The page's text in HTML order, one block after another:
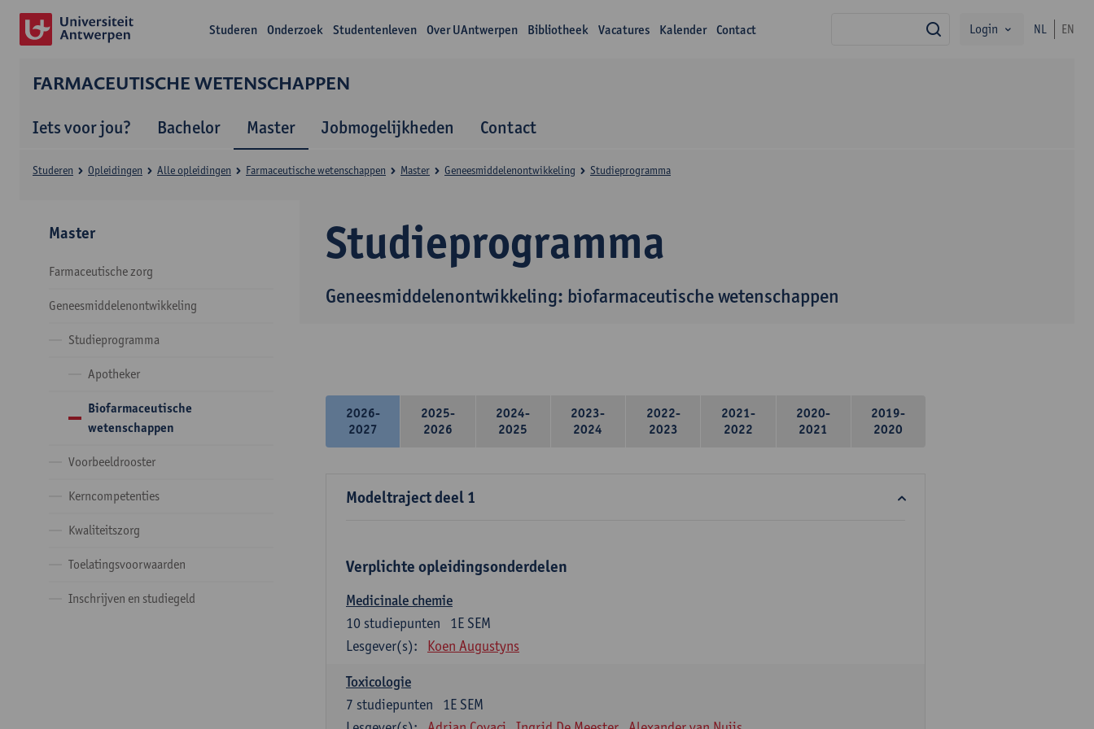
Studeren Onderzoek Studentenleven Over UAntwerpen Bibliotheek Vacatures Kalender Contact zoekLogin NL EN
FARMACEUTISCHE WETENSCHAPPEN
Iets voor jou? Bachelor Master Jobmogelijkheden Contact
Studieprogramma
Geneesmiddelenontwikkeling: biofarmaceutische wetenschappen
Studeren Opleidingen Alle opleidingen Farmaceutische wetenschappen Master Geneesmiddelenontwikkeling Studieprogramma
Master
Farmaceutische zorg
Geneesmiddelenontwikkeling
Studieprogramma
Apotheker
Biofarmaceutische
wetenschappen
Voorbeeldrooster
Kerncompetenties
Kwaliteitszorg
Toelatingsvoorwaarden
Inschrijven en studiegeld
2026-
2027
2025-
2026
2024-
2025
2023-
2024
2022-
2023
2021-
2022
2020-
2021
2019-
2020
Modeltraject deel 1
Verplichte opleidingsonderdelen
Medicinale chemie
1E SEM
10 studiepunten
Lesgever(s):
Koen Augustyns
Toxicologie
1E SEM
7 studiepunten